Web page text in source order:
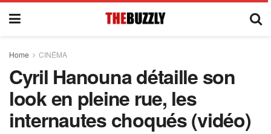
Home CINÉMA
Cyril Hanouna détaille son
look en pleine rue, les
internautes choqués (vidéo)